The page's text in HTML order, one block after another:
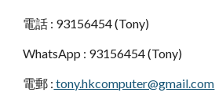
電話 : 93156454 (Tony)
WhatsApp : 93156454 (Tony)
電郵 : tony.hkcomputer@gmail.com